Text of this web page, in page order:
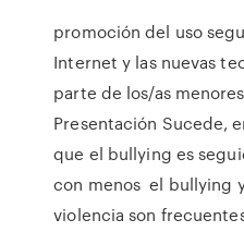
promoción del uso
Internet y las nuevas
parte de los/as
Presentación Sucede,
que el bullying es
con menos el bullying
violencia son